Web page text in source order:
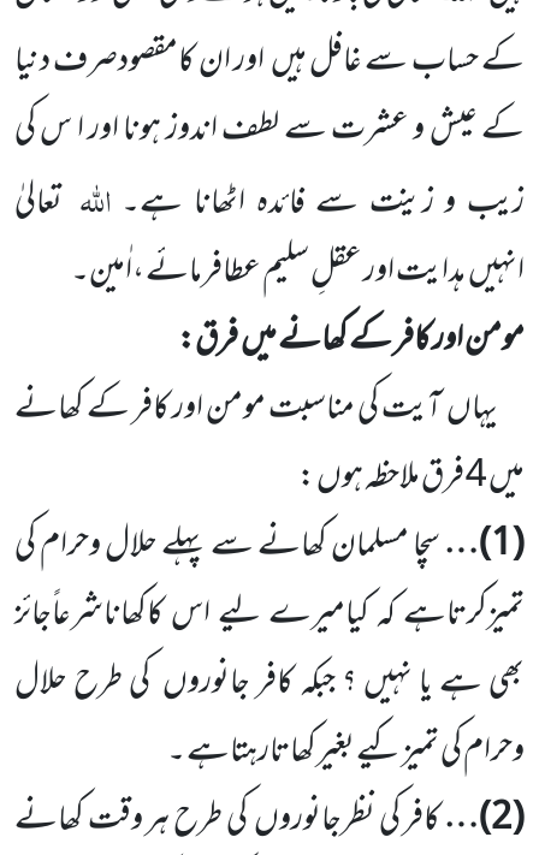
کے حساب سے غافل ہیں اور ان کامقصودصرف دنیا
کے عیش و عشرت سے لطف اندوز ہونا اور ا س کی
زیب و زینت سے فائدہ اٹھانا ہے۔ اللہ تعالیٰ
انہیں ہدایت اور عقلِ سلیم عطافرمائے ،اٰمین۔
مومن اور کافر کے کھانے میں فرق:
یہاں آیت کی مناسبت مومن اور کافر کے کھانے
میں 4 فرق ملاحظہ ہوں :
(1)
…سچا مسلمان کھانے سے پہلے حلال وحرام کی
تمیزکرتاہے کہ کیامیرے لیے اس کاکھاناشرعاًجائز
بھی ہے یا نہیں ؟ جبکہ کافر جانوروں کی طرح حلال
وحرام کی تمیزکیے بغیرکھاتارہتاہے ۔
(2)
…کافر کی نظرجانوروں کی طرح ہر وقت کھانے